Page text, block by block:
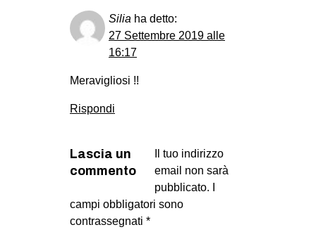
Silia ha detto:
27 Settembre 2019 alle
16:17
Meravigliosi !!
Rispondi
Lascia un
commento
Il tuo indirizzo
email non sarà
pubblicato.
campi obbligatori sono
contrassegnati *